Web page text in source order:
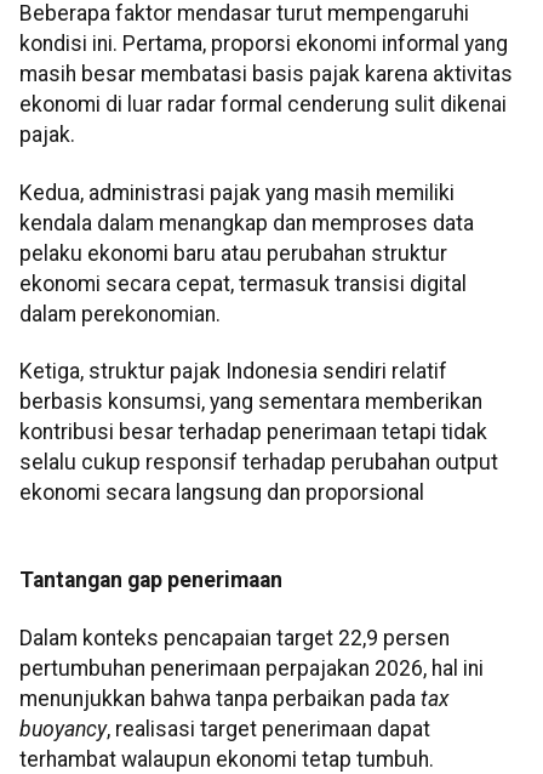
Beberapa faktor mendasar turut mempengaruhi
kondisi ini. Pertama, proporsi ekonomi informal yang
masih besar membatasi basis pajak karena aktivitas
ekonomi di luar radar formal cenderung sulit dikenai
pajak.
Kedua, administrasi pajak yang masih memiliki
kendala dalam menangkap dan memproses data
pelaku ekonomi baru atau perubahan struktur
ekonomi secara cepat, termasuk transisi digital
dalam perekonomian.
Ketiga, struktur pajak Indonesia sendiri relatif
berbasis konsumsi, yang sementara memberikan
kontribusi besar terhadap penerimaan tetapi tidak
selalu cukup responsif terhadap perubahan output
ekonomi secara langsung dan proporsional
Tantangan gap penerimaan
Dalam konteks pencapaian target 22,9 persen
pertumbuhan penerimaan perpajakan 2026, hal ini
menunjukkan bahwa tanpa perbaikan pada tax
buoyancy, realisasi target penerimaan dapat
terhambat walaupun ekonomi tetap tumbuh.